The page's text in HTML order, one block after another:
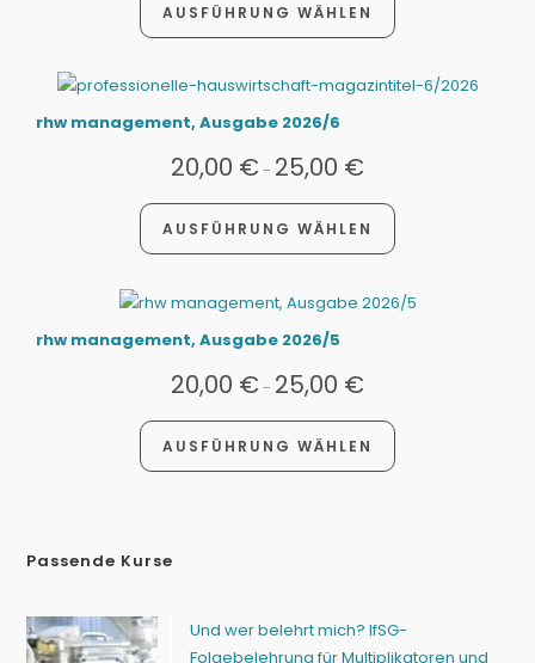
AUSFÜHRUNG WÄHLEN
rhw management, Ausgabe 2026/6
20,00 €- 25,00 €
AUSFÜHRUNG WÄHLEN
rhw management, Ausgabe 2026/5
20,00 €- 25,00 €
AUSFÜHRUNG WÄHLEN
Passende Kurse
Und wer belehrt mich? IfSG-
Folgebelehrung für Multiplikatoren und